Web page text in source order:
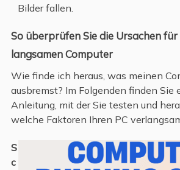
Bilder fallen.
So überprüfen Sie die Ursachen für
langsamen Computer
Wie finde ich heraus, was meinen
ausbremst? Im Folgenden finden Sie
Anleitung, mit der Sie testen und
welche Faktoren Ihren PC
S
c